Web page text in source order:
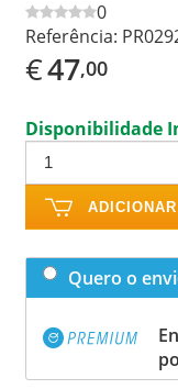
0
Referência:
€47,00
Disponibilidade
Quero o